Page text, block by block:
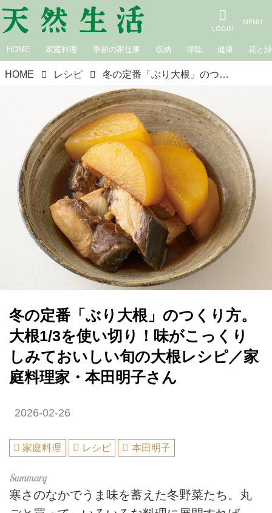
HOME 家庭料理 季節の家仕事 収納 掃除 健康 花と緑
HOME レシピ 冬の定番「ぶり大根」のつくり方。大根1/3を使い切り！味がこっくりしみておいしい旬の大根レシピ／家庭料理家・本田明子さん
冬の定番「ぶり大根」のつくり方。
大根1/3を使い切り！味がこっくり
しみておいしい旬の大根レシピ／家
庭料理家・本田明子さん
2026-02-26
家庭料理 レシピ 本田明子
寒さのなかでうま味を蓄えた冬野菜たち。丸